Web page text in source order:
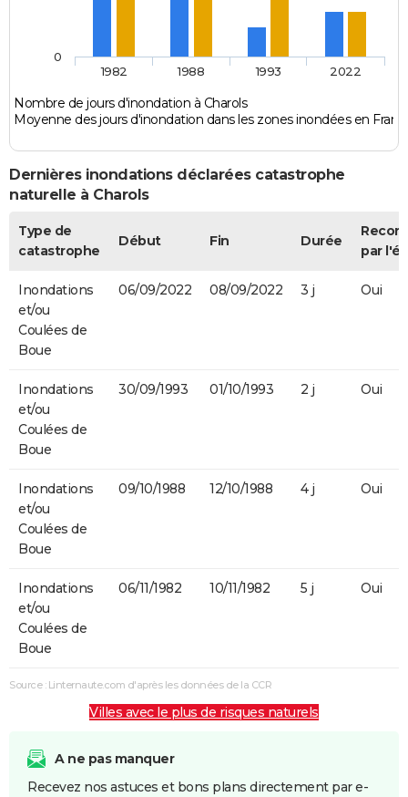
Nombre de jours d'inondation à Charols
Moyenne des jours d'inondation dans les zones inondées en
1982 1988 1993 2022
0
Dernières inondations déclarées catastrophe
naturelle à Charols
Type de
catastrophe
Début Fin Durée
par
Inondations
et/ou
Coulées de
Boue
06/09/2022 08/09/2022 3 j Oui
Inondations
et/ou
Coulées de
Boue
30/09/1993 01/10/1993 2 j Oui
Inondations
et/ou
Coulées de
Boue
09/10/1988 12/10/1988 4 j Oui
Inondations
et/ou
Coulées de
Boue
06/11/1982 10/11/1982 5 j Oui
Source : Linternaute.com d'après les données de la CCR
Villes avec le plus de risques naturels
A ne pas manquer
Recevez nos astuces et bons plans directement par e-